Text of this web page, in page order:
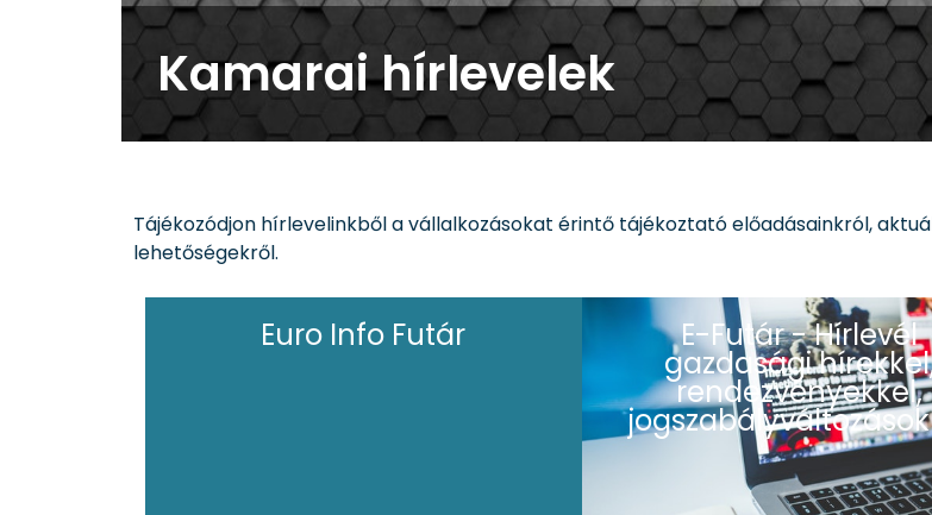
Kamarai hírlevelek
Tájékozódjon hírlevelinkből a vállalkozásokat érintő tájékoztató előadásainkról,
lehetőségekről.
Euro Info Futár E-Futár - Hírlevél
gazdasági
rendezvényekkel,